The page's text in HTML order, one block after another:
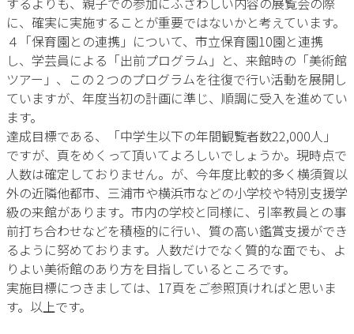
に、確実に実施することが重要ではないかと考えています。
４「保育園との連携」について、市立保育園10園と連携
し、学芸員による「出前プログラム」と、来館時の「美術館
ツアー」、この２つのプログラムを往復で行い活動を展開し
ていますが、年度当初の計画に準じ、順調に受入を進めてい
ます。
達成目標である、「中学生以下の年間観覧者数22,000人」
ですが、頁をめくって頂いてよろしいでしょうか。現時点で
人数は確定しておりません。が、今年度比較的多く横須賀以
外の近隣他都市、三浦市や横浜市などの小学校や特別支援学
級の来館があります。市内の学校と同様に、引率教員との事
前打ち合わせなどを積極的に行い、質の高い鑑賞支援ができ
るように努めております。人数だけでなく質的な面でも、よ
りよい美術館のあり方を目指しているところです。
実施目標につきましては、17頁をご参照頂ければと思いま
す。以上です。